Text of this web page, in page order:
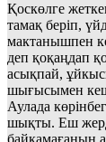
Қоскөлге
тамақ беріп,
мактанышпен
деп қоқаңдап
асықпай,
шығысымен
Аулада
шықты. Еш
байқамағанын